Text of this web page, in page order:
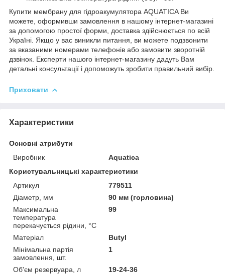
Купити мембрану для гідроакумулятора AQUATICA Ви
можете, оформивши замовлення в нашому інтернет-магазині
за допомогою простої форми, доставка здійснюється по всій
Україні. Якщо у вас виникли питання, ви можете подзвонити
за вказаними номерами телефонів або замовити зворотній
дзвінок. Експерти нашого інтернет-магазину дадуть Вам
детальні консультації і допоможуть зробити правильний вибір.
Приховати
Характеристики
Основні атрибути
Виробник
Aquatica
Користувальницькі характеристики
Артикул
779511
Діаметр, мм
90 мм (горловина)
Максимальна
температура
перекачується рідини, °C
99
Матеріал
Butyl
Мінімальна партія
замовлення, шт.
1
Об'єм резервуара, л
19-24-36